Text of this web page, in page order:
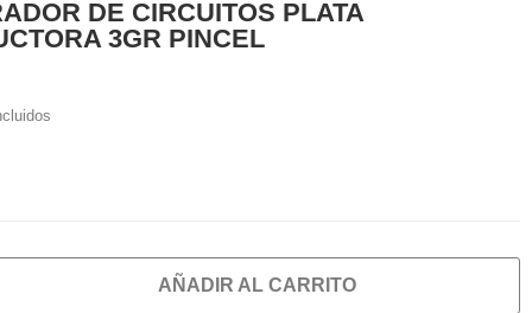
DE CIRCUITOS PLATA
3GR PINCEL
AÑADIR AL CARRITO